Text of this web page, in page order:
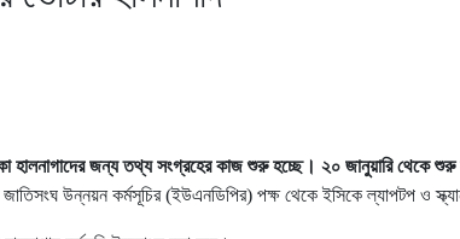
হালনাগাদের জন্য তথ্য সংগ্রহের কাজ শুরু হচ্ছে। ২০ জানুয়ারি থেকে
জাতিসংঘ উন্নয়ন কর্মসূচির (ইউএনডিপির) পক্ষ থেকে ইসিকে ল্যাপটপ ও